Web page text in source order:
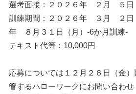
選考面接：２０２６年 ２月 ５日
訓練期間：２０２６年 ３月 ２日
年 ８月３１日（月）-6か月訓練-
テキスト代等：10,000円
応募については１２月２６日（金
管するハローワークにお問い合わせ